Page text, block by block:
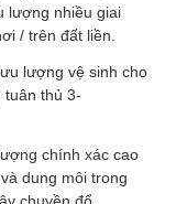
lượng nhiều giai
/ trên đất liền.
lượng vệ sinh cho
tuân thủ 3-
chính xác cao
dung môi trong